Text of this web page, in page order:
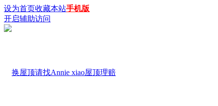
设为首页收藏本站手机版
开启辅助访问